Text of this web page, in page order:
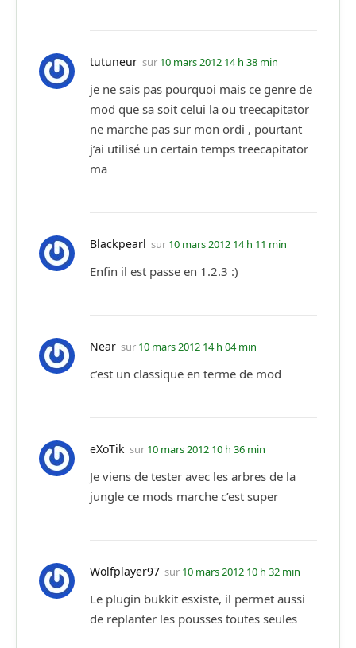
tutuneur sur 10 mars 2012 14 h 38 min
je ne sais pas pourquoi mais ce genre de
mod que sa soit celui la ou treecapitator
ne marche pas sur mon ordi , pourtant
j’ai utilisé un certain temps treecapitator
ma
Blackpearl sur 10 mars 2012 14 h 11 min
Enfin il est passe en 1.2.3 :)
Near sur 10 mars 2012 14 h 04 min
c’est un classique en terme de mod
eXoTik sur 10 mars 2012 10 h 36 min
Je viens de tester avec les arbres de la
jungle ce mods marche c’est super
Wolfplayer97 sur 10 mars 2012 10 h 32 min
Le plugin bukkit esxiste, il permet aussi
de replanter les pousses toutes seules